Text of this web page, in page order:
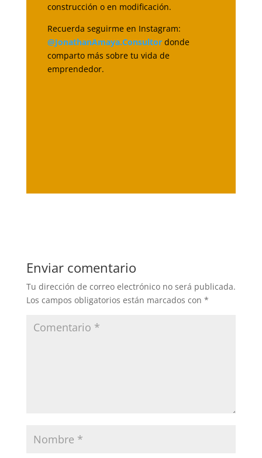
construcción o en modificación.
Recuerda seguirme en Instagram:
@JonathanAmaya.Consultor donde
comparto más sobre tu vida de
emprendedor.
Enviar comentario
Tu dirección de correo electrónico no será publicada.
Los campos obligatorios están marcados con *